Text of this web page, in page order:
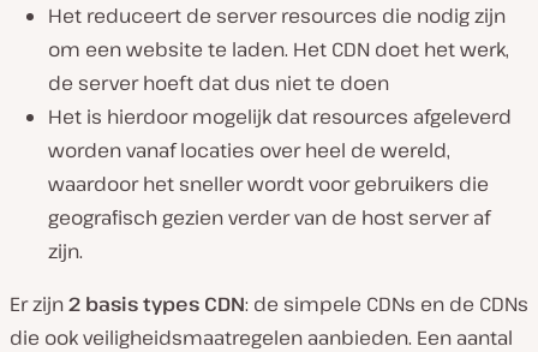
Het reduceert de server resources die nodig zijn
om een website te laden. Het CDN doet het werk,
de server hoeft dat dus niet te doen
Het is hierdoor mogelijk dat resources afgeleverd
worden vanaf locaties over heel de wereld,
waardoor het sneller wordt voor gebruikers die
geografisch gezien verder van de host server af
zijn.
Er zijn2 basis types CDN: de simpele CDNs en de CDNs
die ook veiligheidsmaatregelen aanbieden. Een aantal